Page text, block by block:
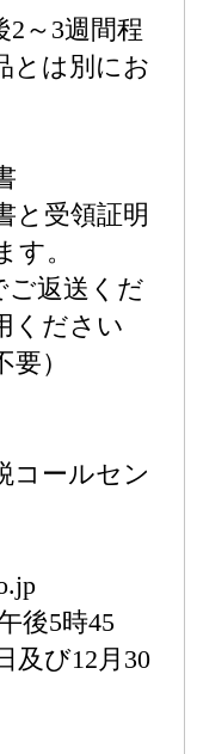
2～3週間程
とは別にお
と受領証明
。
ご返送くだ
ください
）
コールセン
後5時45
及び12月30